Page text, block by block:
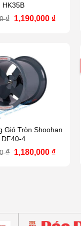
HK35B
₫ Giá
1,190,000 ₫Giá
Gió Tròn Shoohan
DF40-4
₫ Giá
1,180,000 ₫Giá